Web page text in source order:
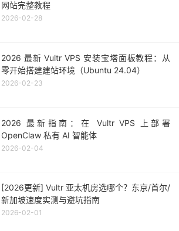
网站完整教程
2026-02-28
2026 最新 Vultr VPS 安装宝塔面板教程：从
零开始搭建建站环境（Ubuntu 24.04）
2026-02-23
2026 最新指南：在 Vultr VPS 上部署
OpenClaw 私有 AI 智能体
2026-02-04
[2026更新] Vultr 亚太机房选哪个？东京/首尔/
新加坡速度实测与避坑指南
2026-02-01